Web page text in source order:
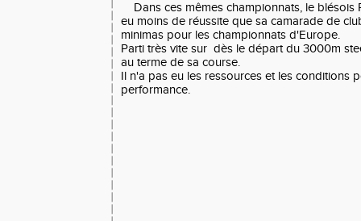
Dans ces mêmes championnats, le blésois
eu moins de réussite que sa camarade de
minimas pour les championnats d'Europe.
Parti très vite sur dès le départ du 3000m
au terme de sa course.
Il n'a pas eu les ressources et les conditions
performance.